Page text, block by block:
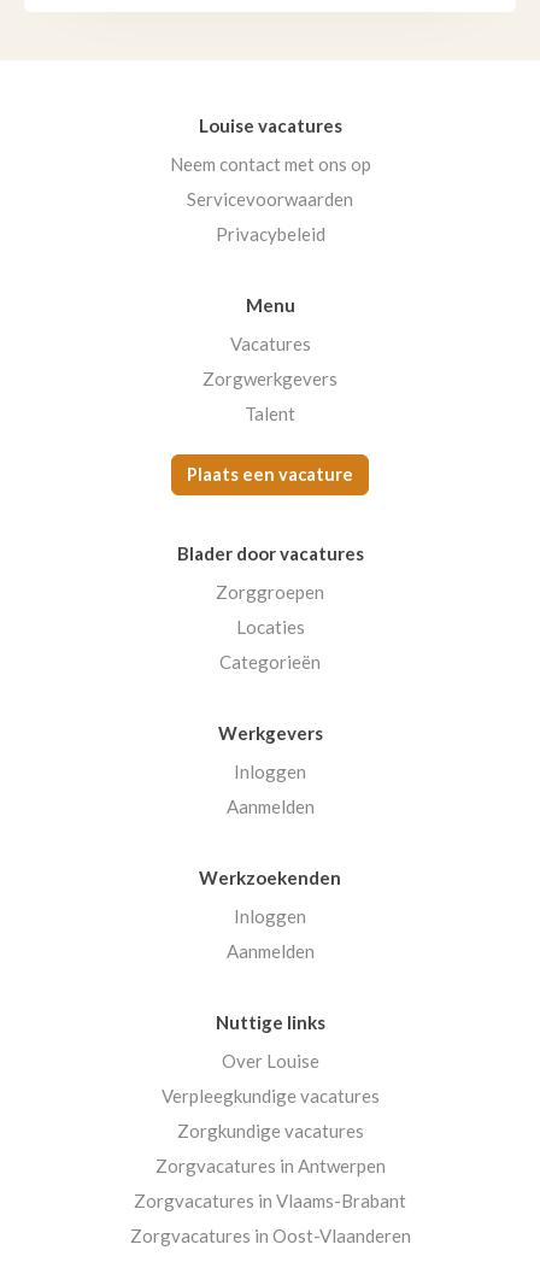
Louise vacatures
Neem contact met ons op
Servicevoorwaarden
Privacybeleid
Menu
Vacatures
Zorgwerkgevers
Talent
Plaats een vacature
Blader door vacatures
Zorggroepen
Locaties
Categorieën
Werkgevers
Inloggen
Aanmelden
Werkzoekenden
Inloggen
Aanmelden
Nuttige links
Over Louise
Verpleegkundige vacatures
Zorgkundige vacatures
Zorgvacatures in Antwerpen
Zorgvacatures in Vlaams-Brabant
Zorgvacatures in Oost-Vlaanderen